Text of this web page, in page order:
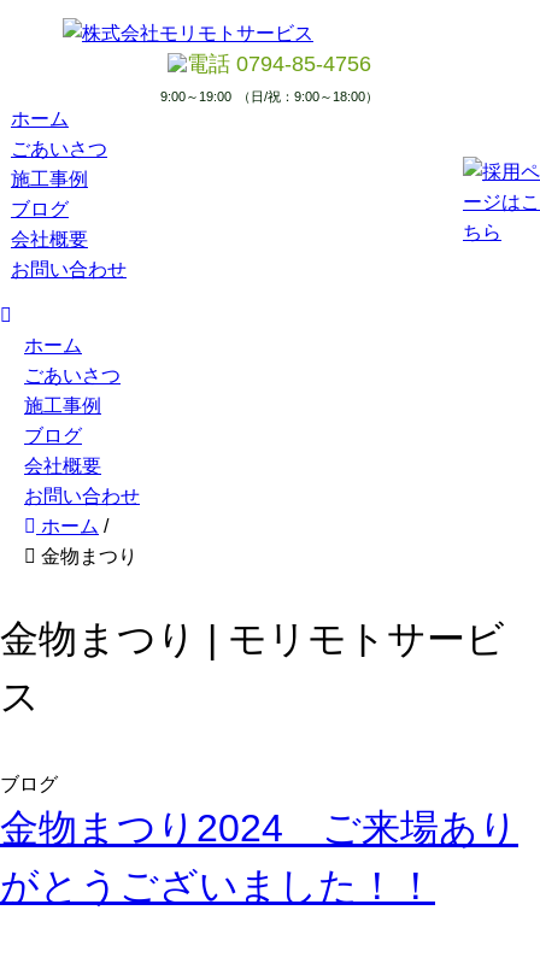
0794-85-4756
9:00～19:00 （日/祝：9:00～18:00）
ホーム
ごあいさつ
施工事例
ブログ
会社概要
お問い合わせ
ホーム
ごあいさつ
施工事例
ブログ
会社概要
お問い合わせ
ホーム /
金物まつり
金物まつり | モリモトサービ
ス
ブログ
金物まつり2024 ご来場あり
がとうございました！！